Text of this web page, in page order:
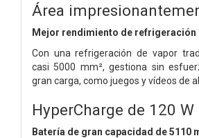
Área
Mejor rendimiento de refrigeración
Con una refrigeración de vapor
casi 5000 mm², gestiona sin
gran carga, como juegos y vídeos de
HyperCharge de 120 W
Batería de gran capacidad de 5110